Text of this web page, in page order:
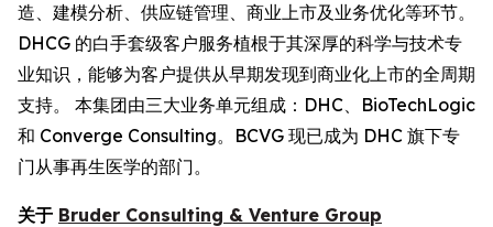
造、建模分析、供应链管理、商业上市及业务优化等环节。
DHCG 的白手套级客户服务植根于其深厚的科学与技术专
业知识，能够为客户提供从早期发现到商业化上市的全周期
支持。 本集团由三大业务单元组成：DHC、BioTechLogic
和 Converge Consulting。BCVG 现已成为 DHC 旗下专
门从事再生医学的部门。
关于 Bruder Consulting & Venture Group